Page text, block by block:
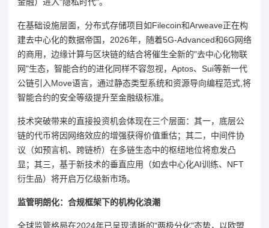
在基础设施层面，分布式存储项目如Filecoin和Arweave正在构
建去中心化的数据帝国，2026年，随着5G-Advanced和6G网络
的商用，边缘计算与区块链的结合将催生全新的"去中心化物联
网"生态，智能合约的进化同样不容忽视，Aptos、Sui等新一代
公链引入Move语言，通过静态类型系统和资源导向编程范式,将
智能合约的安全等级提升至金融级标准。
技术突破带来的直接投资机会体现在三个层面：其一，底层公
链的代币将因网络效应的增强获得价值重估；其二，中间件协
议（如预言机、跨链桥）在多链生态中的枢纽地位将愈发凸
显；其三，基于新技术的垂直应用（如去中心化AI训练、NFT
衍生品）将开启万亿级新市场。
监管明朗化：合规框架下的机构化浪潮
全球监管格局在2024年已呈现清晰的"两极分化"态势，以欧盟